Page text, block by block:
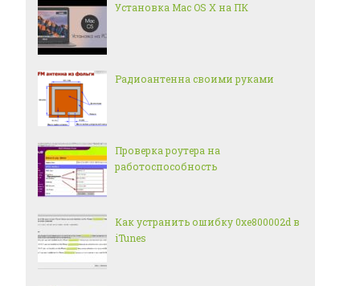
Установка Mac OS X на ПК
Радиоантенна своими руками
Проверка роутера на
работоспособность
Как устранить ошибку 0xe800002d в
iTunes